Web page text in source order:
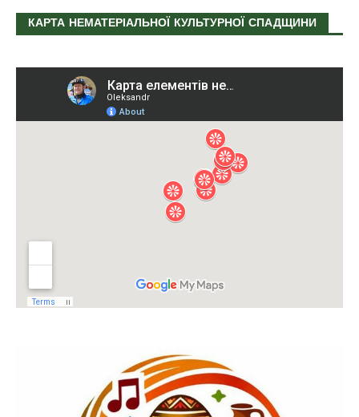
КАРТА НЕМАТЕРІАЛЬНОЇ КУЛЬТУРНОЇ СПАДЩИНИ